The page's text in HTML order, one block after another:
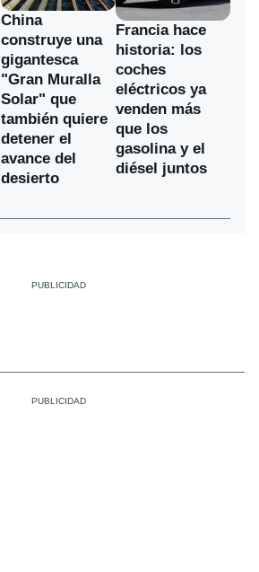
China
construye una
gigantesca
"Gran Muralla
Solar" que
también quiere
detener el
avance del
desierto
Francia hace
historia: los
coches
eléctricos ya
venden más
que los
gasolina y el
diésel juntos